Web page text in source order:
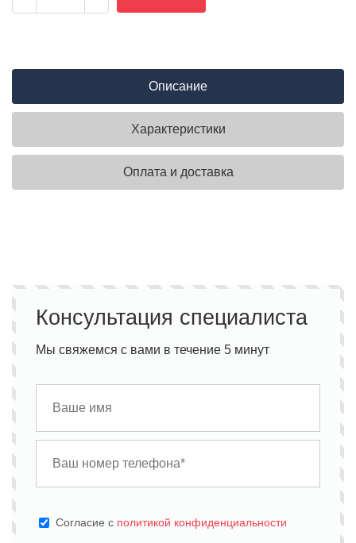
Описание
Характеристики
Оплата и доставка
Консультация специалиста
Мы свяжемся с вами в течение 5 минут
Cогласие с политикой конфиденциальности